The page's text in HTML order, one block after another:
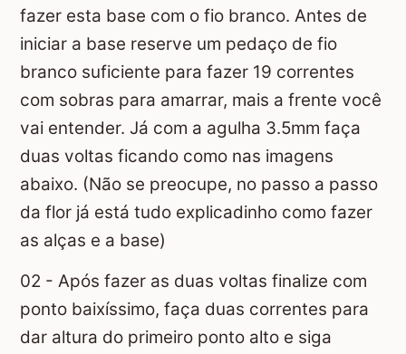
fazer esta base com o fio branco. Antes de
iniciar a base reserve um pedaço de fio
branco suficiente para fazer 19 correntes
com sobras para amarrar, mais a frente você
vai entender. Já com a agulha 3.5mm faça
duas voltas ficando como nas imagens
abaixo. (Não se preocupe, no passo a passo
da flor já está tudo explicadinho como fazer
as alças e a base)
02 - Após fazer as duas voltas finalize com
ponto baixíssimo, faça duas correntes para
dar altura do primeiro ponto alto e siga